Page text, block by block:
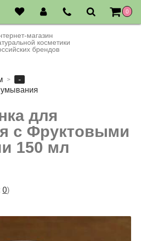
0
магазин
косметики
брендов
-
умывания
для
с Фруктовыми
150 мл
0)